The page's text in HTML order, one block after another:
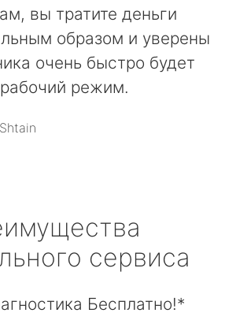
вы тратите деньги
образом и уверены
очень быстро будет
режим.
сервиса
Бесплатно!*